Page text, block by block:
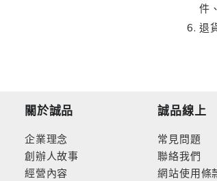
件
退
關於誠品
企業理念
創辦人故事
經營內容
誠品線上
常見問題
聯絡我們
網站使用條